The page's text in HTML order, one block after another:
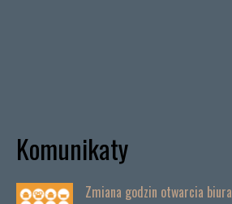
Komunikaty
Zmiana godzin otwarcia biura